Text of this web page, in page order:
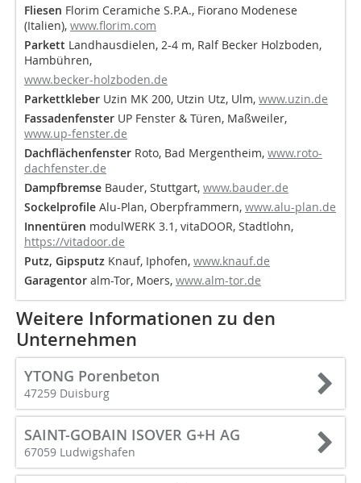
Fliesen Florim Ceramiche S.P.A., Fiorano Modenese
(Italien), www.florim.com
Parkett Landhausdielen, 2-4 m, Ralf Becker Holz­boden,
Hambühren,
www.becker-holzboden.de
Parkettkleber Uzin MK 200, Utzin Utz, Ulm, www.uzin.de
Fassadenfenster UP Fenster & Türen, Maßweiler,
www.up-fenster.de
Dachflächenfenster Roto, Bad Mergentheim, www.roto-
dachfenster.de
Dampfbremse Bauder, Stuttgart, www.bauder.de
Sockelprofile Alu-Plan, Oberpframmern, www.alu-plan.de
Innentüren modulWERK 3.1, vitaDOOR, Stadtlohn,
https://vitadoor.de
Putz, Gipsputz Knauf, Iphofen, www.knauf.de
Garagentor alm-Tor, Moers, www.alm-tor.de
Weitere Informationen zu den
Unternehmen
YTONG Porenbeton
47259 Duisburg
SAINT-GOBAIN ISOVER G+H AG
67059 Ludwigshafen